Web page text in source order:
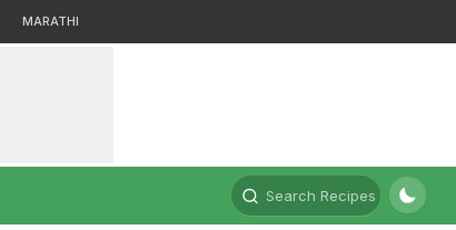
MARATHI
Search Recipes